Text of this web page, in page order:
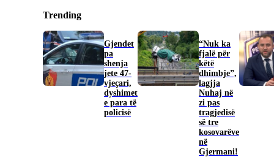
Trending
Gjendet
pa
shenja
jete 47-
vjeçari,
dyshimet
e para të
policisë
“Nuk ka
fjalë për
këtë
dhimbje”,
lagjja
Nuhaj në
zi pas
tragjedisë
së tre
kosovarëve
në
Gjermani!